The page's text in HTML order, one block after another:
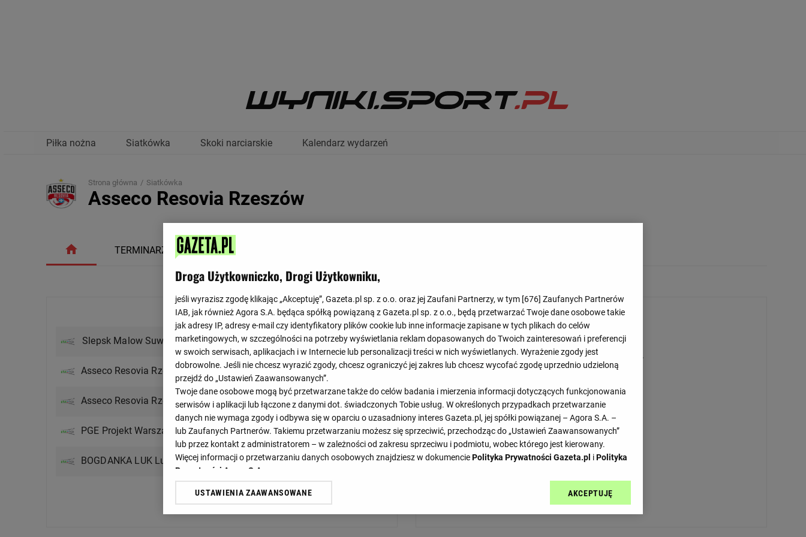
Piłka nożna Siatkówka Skoki narciarskie Kalendarz wydarzeń
Strona główna Siatkówka
Asseco Resovia Rzeszów
TERMINARZ TABELA
Ostatnie mecze
Ślepsk Malow Suwałki 1 : 3
koniec
Asseco Resovia Rzeszów
Asseco Resovia Rzeszów 3 : 2
koniec
Trefl Gdańsk
Asseco Resovia Rzeszów 3 : 0
koniec
Cuprum Stilon Gorzów
PGE Projekt Warszawa 0 : 3 Asseco Resovia Rzeszów
BOGDANKA LUK Lublin 2 : 3
koniec
Asseco Resovia Rzeszów
Przepraszamy, brak danych.
Droga Użytkowniczko, Drogi Użytkowniku,
jeśli wyrazisz zgodę klikając „Akceptuję”, Gazeta.pl sp. z o.o. oraz jej Zaufani Partnerzy, w tym [676] Zaufanych Partnerów
IAB, jak również Agora S.A. będąca spółką powiązaną z Gazeta.pl sp. z o.o., będą przetwarzać Twoje dane osobowe takie
jak adresy IP, adresy e-mail czy identyfikatory plików cookie lub inne informacje zapisane w tych plikach do celów
marketingowych, w szczególności na potrzeby wyświetlania reklam dopasowanych do Twoich zainteresowań i preferencji
w swoich serwisach, aplikacjach i w Internecie lub personalizacji treści w nich wyświetlanych. Wyrażenie zgody jest
dobrowolne. Jeśli nie chcesz wyrazić zgody, chcesz ograniczyć jej zakres lub chcesz wycofać zgodę uprzednio udzieloną
przejdź do „Ustawień Zaawansowanych”.
Twoje dane osobowe mogą być przetwarzane także do celów badania i mierzenia informacji dotyczących funkcjonowania
serwisów i aplikacji lub łączone z danymi dot. świadczonych Tobie usług. W określonych przypadkach przetwarzanie
danych nie wymaga zgody i odbywa się w oparciu o uzasadniony interes Gazeta.pl, jej spółki powiązanej – Agora S.A. –
lub Zaufanych Partnerów. Takiemu przetwarzaniu możesz się sprzeciwić, przechodząc do „Ustawień Zaawansowanych”
lub przez kontakt z administratorem – w zależności od zakresu sprzeciwu i podmiotu, wobec którego jest kierowany.
Więcej informacji o przetwarzaniu danych osobowych znajdziesz w dokumenciePolityka Prywatności Gazeta.pl iPolityka
Prywatności Agora S.A.
Klikając „Akceptuję” wyrażasz też zgodę na zainstalowanie i przechowywanie plików cookie Gazeta.pl sp. z o.o., jej
USTAWIENIA ZAAWANSOWANE AKCEPTUJĘ